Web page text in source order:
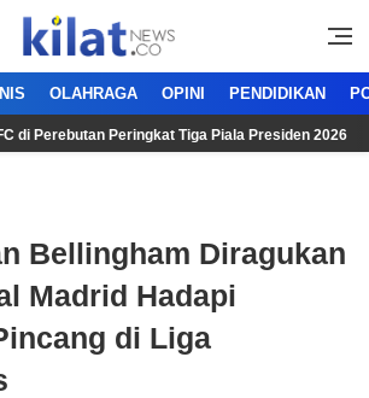
KilatNews.co
Mencerdaskan Anak Bangsa
OLAHRAGA OPINI PENDIDIKAN
Peringkat Tiga Piala Presiden 2026
Bellingham Diragukan
Madrid Hadapi
di Liga